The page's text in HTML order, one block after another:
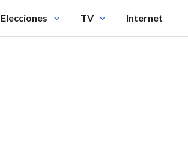
Elecciones TV Internet